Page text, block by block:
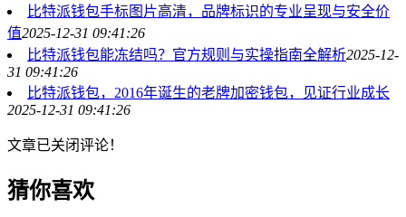
比特派钱包手标图片高清，品牌标识的专业呈现与安全价
值2025-12-31 09:41:26
比特派钱包能冻结吗？官方规则与实操指南全解析2025-12-
31 09:41:26
比特派钱包，2016年诞生的老牌加密钱包，见证行业成长
2025-12-31 09:41:26
文章已关闭评论！
猜你喜欢